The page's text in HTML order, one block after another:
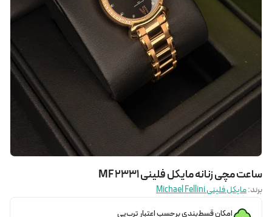
ساعت مچی زنانه مایکل فلینی MF 2331
برند:مایکل فلینی Michael Fellini
امکان قسط‌بندی برحسب اعتبار ترب‌پی